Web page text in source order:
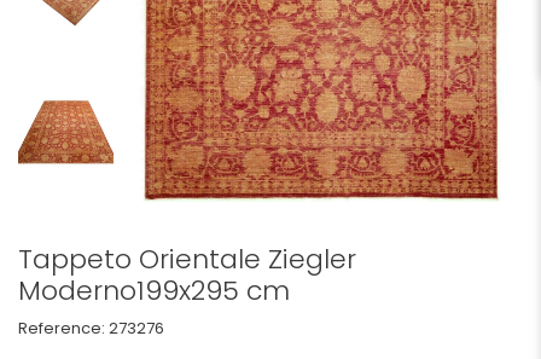
Tappeto Orientale Ziegler
Moderno199x295 cm
Reference: 273276